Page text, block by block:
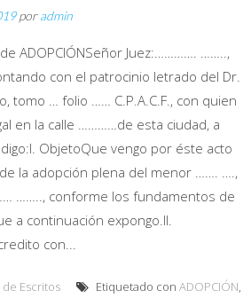
poradmin
ADOPCIÓNSeñor Juez:…………. ……..,
con el patrocinio letrado del Dr.
tomo … folio …… C.P.A.C.F., con quien
en la calle …………de esta ciudad, a
ObjetoQue vengo por éste acto
la adopción plena del menor ……. ….,
…….., conforme los fundamentos de
a continuación expongo.II.
con...
Escritos Etiquetado con ADOPCIÓN,